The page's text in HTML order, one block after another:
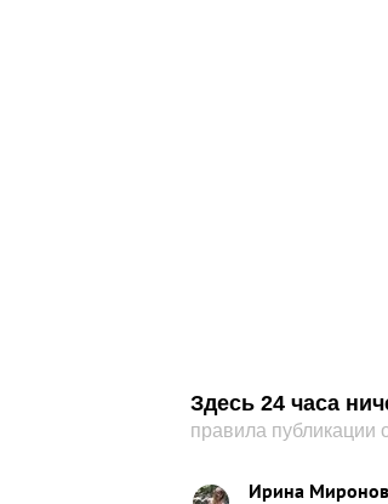
Здесь 24 часа
правила публикации
Ирина